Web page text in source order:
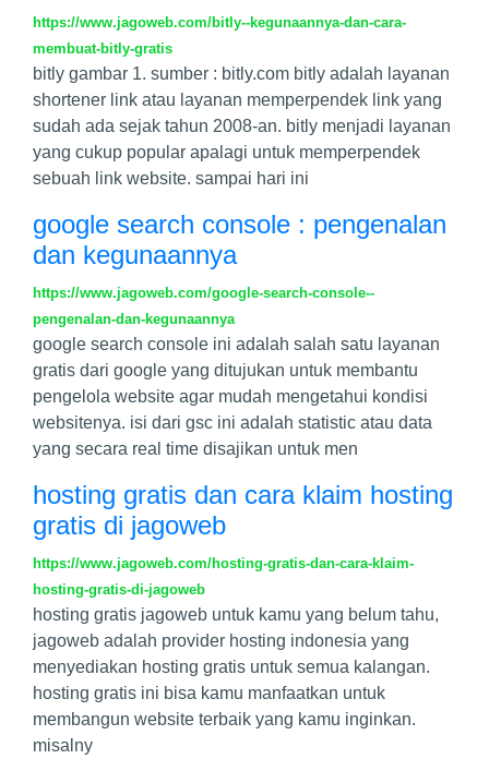
https://www.jagoweb.com/bitly--kegunaannya-dan-cara-
membuat-bitly-gratis
bitly gambar 1. sumber : bitly.com bitly adalah layanan
shortener link atau layanan memperpendek link yang
sudah ada sejak tahun 2008-an. bitly menjadi layanan
yang cukup popular apalagi untuk memperpendek
sebuah link website. sampai hari ini
google search console : pengenalan
dan kegunaannya
https://www.jagoweb.com/google-search-console--
pengenalan-dan-kegunaannya
google search console ini adalah salah satu layanan
gratis dari google yang ditujukan untuk membantu
pengelola website agar mudah mengetahui kondisi
websitenya. isi dari gsc ini adalah statistic atau data
yang secara real time disajikan untuk men
hosting gratis dan cara klaim hosting
gratis di jagoweb
https://www.jagoweb.com/hosting-gratis-dan-cara-klaim-
hosting-gratis-di-jagoweb
hosting gratis jagoweb untuk kamu yang belum tahu,
jagoweb adalah provider hosting indonesia yang
menyediakan hosting gratis untuk semua kalangan.
hosting gratis ini bisa kamu manfaatkan untuk
membangun website terbaik yang kamu inginkan.
misalny